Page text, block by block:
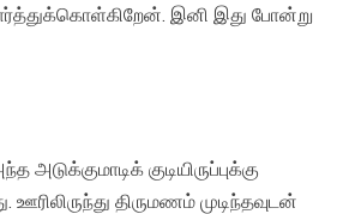
இனி இது போன்று
குடியிருப்புக்கு
ஊரிலிருந்து திருமணம் முடிந்தவுடன்